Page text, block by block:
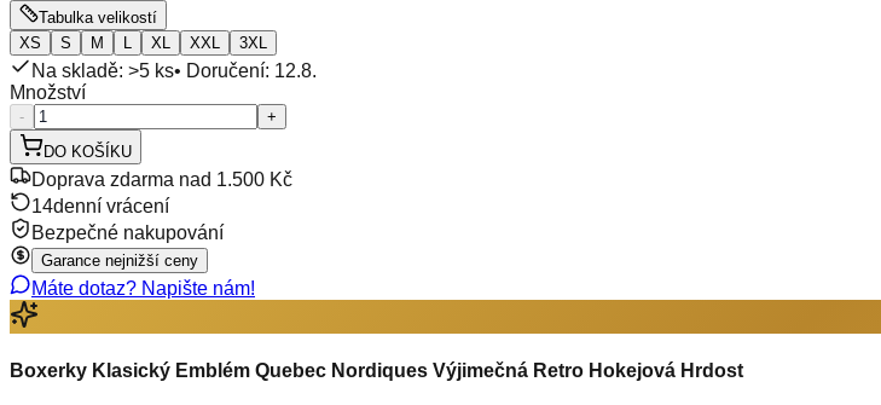
Tabulka velikostí
XS
S M L XL XXL 3XL
Na skladě: >5 ks• Doručení: 12.8.
Množství
-
+
DO KOŠÍKU
Doprava zdarma nad 1.500 Kč
14denní vrácení
Bezpečné nakupování
Garance nejnižší ceny
Máte dotaz? Napište nám!
Boxerky Klasický Emblém Quebec Nordiques Výjimečná Retro Hokejová Hrdost